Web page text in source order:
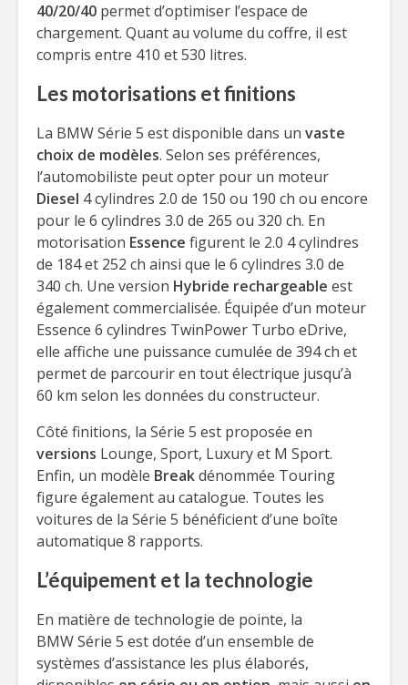
40/20/40 permet d’optimiser l’espace de
chargement. Quant au volume du coffre, il est
compris entre 410 et 530 litres.
Les motorisations et finitions
La BMW Série 5 est disponible dans un vaste
choix de modèles. Selon ses préférences,
l’automobiliste peut opter pour un moteur
Diesel 4 cylindres 2.0 de 150 ou 190 ch ou encore
pour le 6 cylindres 3.0 de 265 ou 320 ch. En
motorisation Essence figurent le 2.0 4 cylindres
de 184 et 252 ch ainsi que le 6 cylindres 3.0 de
340 ch. Une version Hybride rechargeable est
également commercialisée. Équipée d’un moteur
Essence 6 cylindres TwinPower Turbo eDrive,
elle affiche une puissance cumulée de 394 ch et
permet de parcourir en tout électrique jusqu’à
60 km selon les données du constructeur.
Côté finitions, la Série 5 est proposée en
versions Lounge, Sport, Luxury et M Sport.
Enfin, un modèle Breakdénommée Touring
figure également au catalogue. Toutes les
voitures de la Série 5 bénéficient d’une boîte
automatique 8 rapports.
L’équipement et la technologie
En matière de technologie de pointe, la
BMW Série 5 est dotée d’un ensemble de
systèmes d’assistance les plus élaborés,